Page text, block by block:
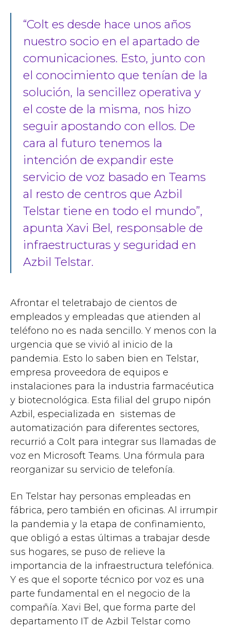
“Colt es desde hace unos años
nuestro socio en el apartado de
comunicaciones. Esto, junto con
el conocimiento que tenían de la
solución, la sencillez operativa y
el coste de la misma, nos hizo
seguir apostando con ellos. De
cara al futuro tenemos la
intención de expandir este
servicio de voz basado en Teams
al resto de centros que Azbil
Telstar tiene en todo el mundo”,
apunta Xavi Bel, responsable de
infraestructuras y seguridad en
Azbil Telstar.
Afrontar el teletrabajo de cientos de
empleados y empleadas que atienden al
teléfono no es nada sencillo. Y menos con la
urgencia que se vivió al inicio de la
pandemia. Esto lo saben bien en Telstar,
empresa proveedora de equipos e
instalaciones para la industria farmacéutica
y biotecnológica. Esta filial del grupo nipón
Azbil, especializada en sistemas de
automatización para diferentes sectores,
recurrió a Colt para integrar sus llamadas de
voz en Microsoft Teams. Una fórmula para
reorganizar su servicio de telefonía.
En Telstar hay personas empleadas en
fábrica, pero también en oficinas. Al irrumpir
la pandemia y la etapa de confinamiento,
que obligó a estas últimas a trabajar desde
sus hogares, se puso de relieve la
importancia de la infraestructura telefónica.
Y es que el soporte técnico por voz es una
parte fundamental en el negocio de la
compañía. Xavi Bel, que forma parte del
departamento IT de Azbil Telstar como